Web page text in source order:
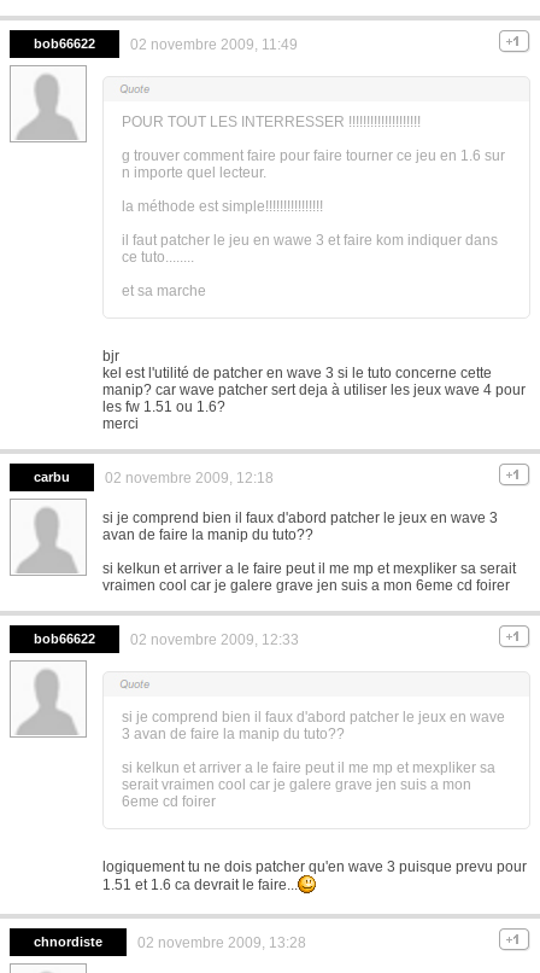
bob66622 02 novembre 2009, 11:49
POUR TOUT LES INTERRESSER !!!!!!!!!!!!!!!!!!!!
g trouver comment faire pour faire tourner ce jeu en 1.6 sur
n importe quel lecteur.
la méthode est simple!!!!!!!!!!!!!!!!
il faut patcher le jeu en wawe 3 et faire kom indiquer dans
ce tuto........
et sa marche
bjr
kel est l'utilité de patcher en wave 3 si le tuto concerne cette
manip? car wave patcher sert deja à utiliser les jeux wave 4 pour
les fw 1.51 ou 1.6?
merci
carbu 02 novembre 2009, 12:18
si je comprend bien il faux d'abord patcher le jeux en wave 3
avan de faire la manip du tuto??
si kelkun et arriver a le faire peut il me mp et mexpliker sa serait
vraimen cool car je galere grave jen suis a mon 6eme cd foirer
bob66622 02 novembre 2009, 12:33
si je comprend bien il faux d'abord patcher le jeux en wave
3 avan de faire la manip du tuto??
si kelkun et arriver a le faire peut il me mp et mexpliker sa
serait vraimen cool car je galere grave jen suis a mon
6eme cd foirer
logiquement tu ne dois patcher qu'en wave 3 puisque prevu pour
1.51 et 1.6 ca devrait le faire...
chnordiste 02 novembre 2009, 13:28